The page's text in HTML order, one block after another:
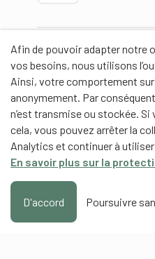
Afin de pouvoir adapter notre
vos besoins, nous utilisons
Ainsi, votre comportement
anonymement. Par
n’est transmise ou stockée. Si
cela, vous pouvez arrêter la
Analytics et continuer à
En savoir plus sur la
D'accord Poursuivre
Partenaires
Partenaires de
Haute école fédérale